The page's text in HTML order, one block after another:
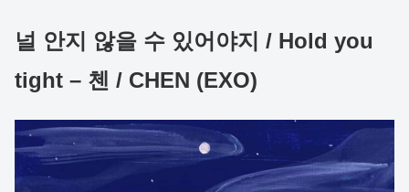
널 안지 않을 수 있어야지 / Hold you
tight – 첸 / CHEN (EXO)